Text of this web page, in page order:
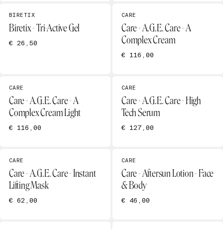
BIRETIX
Biretix - Tri-Active Gel
€ 26,50
CARE
Care - A.G.E. Care - A
Complex Cream
€ 116,00
CARE
Care - A.G.E. Care - A
Complex Cream Light
€ 116,00
CARE
Care - A.G.E. Care - High
Tech Serum
€ 127,00
CARE
Care - A.G.E. Care - Instant
Lifting Mask
€ 62,00
CARE
Care - Aftersun Lotion - Face
& Body
€ 46,00